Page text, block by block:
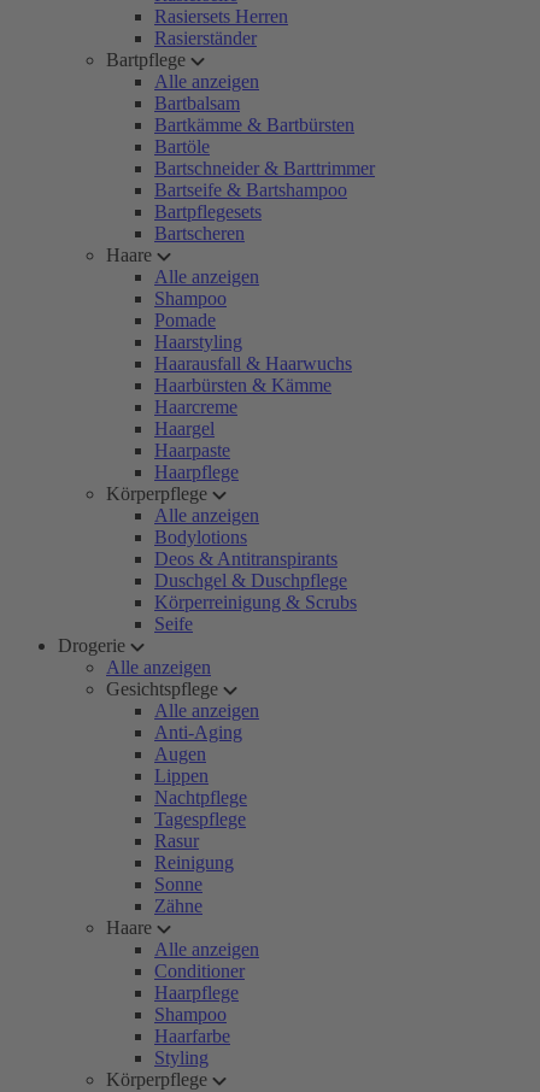
Rasiersets Herren
Rasierständer
Bartpflege
Alle anzeigen
Bartbalsam
Bartkämme & Bartbürsten
Bartöle
Bartschneider & Barttrimmer
Bartseife & Bartshampoo
Bartpflegesets
Bartscheren
Haare
Alle anzeigen
Shampoo
Pomade
Haarstyling
Haarausfall & Haarwuchs
Haarbürsten & Kämme
Haarcreme
Haargel
Haarpaste
Haarpflege
Körperpflege
Alle anzeigen
Bodylotions
Deos & Antitranspirants
Duschgel & Duschpflege
Körperreinigung & Scrubs
Seife
Drogerie
Alle anzeigen
Gesichtspflege
Alle anzeigen
Anti-Aging
Augen
Lippen
Nachtpflege
Tagespflege
Rasur
Reinigung
Sonne
Zähne
Haare
Alle anzeigen
Conditioner
Haarpflege
Shampoo
Haarfarbe
Styling
Körperpflege